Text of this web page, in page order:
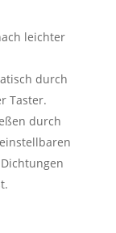
leichter
durch
Taster.
durch